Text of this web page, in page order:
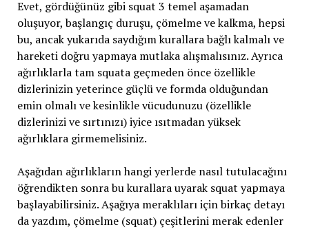
Evet, gördüğünüz gibi squat 3 temel aşamadan
oluşuyor, başlangıç duruşu, çömelme ve kalkma, hepsi
bu, ancak yukarıda saydığım kurallara bağlı kalmalı ve
hareketi doğru yapmaya mutlaka alışmalısınız. Ayrıca
ağırlıklarla tam squata geçmeden önce özellikle
dizlerinizin yeterince güçlü ve formda olduğundan
emin olmalı ve kesinlikle vücudunuzu (özellikle
dizlerinizi ve sırtınızı) iyice ısıtmadan yüksek
ağırlıklara girmemelisiniz.
Aşağıdan ağırlıkların hangi yerlerde nasıl tutulacağını
öğrendikten sonra bu kurallara uyarak squat yapmaya
başlayabilirsiniz. Aşağıya meraklıları için birkaç detayı
da yazdım, çömelme (squat) çeşitlerini merak edenler